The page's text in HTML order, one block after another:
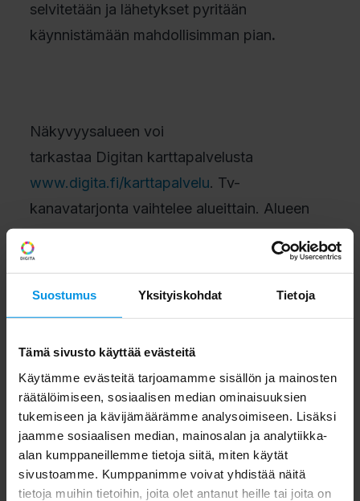
Suostumus Yksityiskohdat Tietoja
Tämä sivusto käyttää evästeitä
Käytämme evästeitä tarjoamamme sisällön ja mainosten
räätälöimiseen, sosiaalisen median ominaisuuksien
tukemiseen ja kävijämäärämme analysoimiseen. Lisäksi
jaamme sosiaalisen median, mainosalan ja analytiikka-
alan kumppaneillemme tietoja siitä, miten käytät
sivustoamme. Kumppanimme voivat yhdistää näitä
tietoja muihin tietoihin, joita olet antanut heille tai joita on
selvitetään ja lähetykset pyritään
käynnistämään mahdollisimman pian.
Näkyvyysalueen voi
tarkastaa Digitan karttapalvelusta
www.digita.fi/karttapalvelu. Tv-
kanavatarjonta vaihtelee alueittain. Alueen
tv-kanavatarjonnan voi tarkastaa
karttapalvelusta.
Vika korjattu kello 15:37
Digita pahoittelee katkoksesta aiheutuvaa
haittaa.
Digita